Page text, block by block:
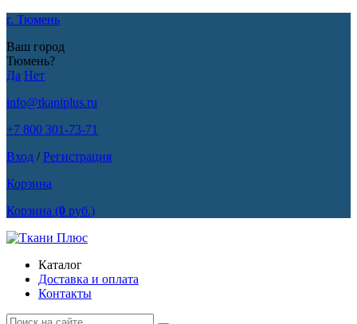
г. Тюмень
Ваш город
Тюмень?
Да Нет
info@tkaniplus.ru
+7 800 301-73-71
Вход /Регистрация
Корзина
Корзина (0 руб.)
Каталог
Доставка и оплата
Контакты